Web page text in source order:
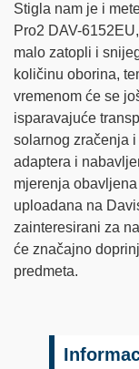
Stigla nam je i
Pro2 DAV-
malo zatopli i
količinu oborina,
vremenom će se
isparavajuće
solarnog zračenja
adaptera i
mjerenja
uploadana na
zainteresirani za
će značajno
predmeta.